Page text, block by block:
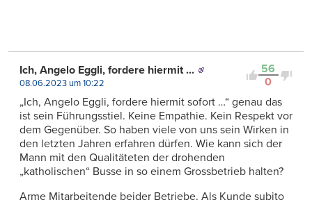
56
0
Ich, Angelo Eggli, fordere hiermit ...
08.06.2023 um 10:22
„Ich, Angelo Eggli, fordere hiermit sofort …“ genau das
ist sein Führungsstiel. Keine Empathie. Kein Respekt vor
dem Gegenüber. So haben viele von uns sein Wirken in
den letzten Jahren erfahren dürfen. Wie kann sich der
Mann mit den Qualitäteten der drohenden
„katholischen“ Busse in so einem Grossbetrieb halten?
Arme Mitarbeitende beider Betriebe. Als Kunde subito